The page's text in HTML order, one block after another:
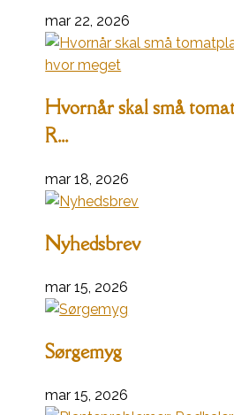
mar 22, 2026
Hvornår skal små
R...
mar 18, 2026
Nyhedsbrev
mar 15, 2026
Sørgemyg
mar 15, 2026